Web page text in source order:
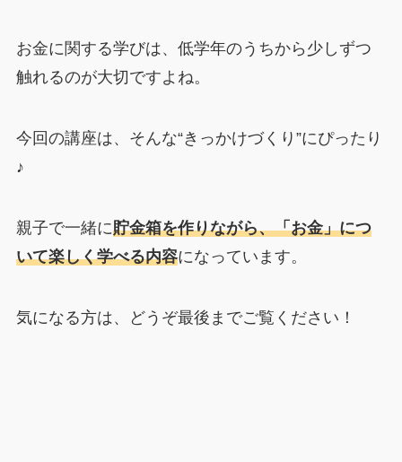
お金に関する学びは、低学年のうちから少しずつ
触れるのが大切ですよね。
今回の講座は、そんな“きっかけづくり”にぴったり
♪
親子で一緒に貯金箱を作りながら、「お金」につ
いて楽しく学べる内容になっています。
気になる方は、どうぞ最後までご覧ください！